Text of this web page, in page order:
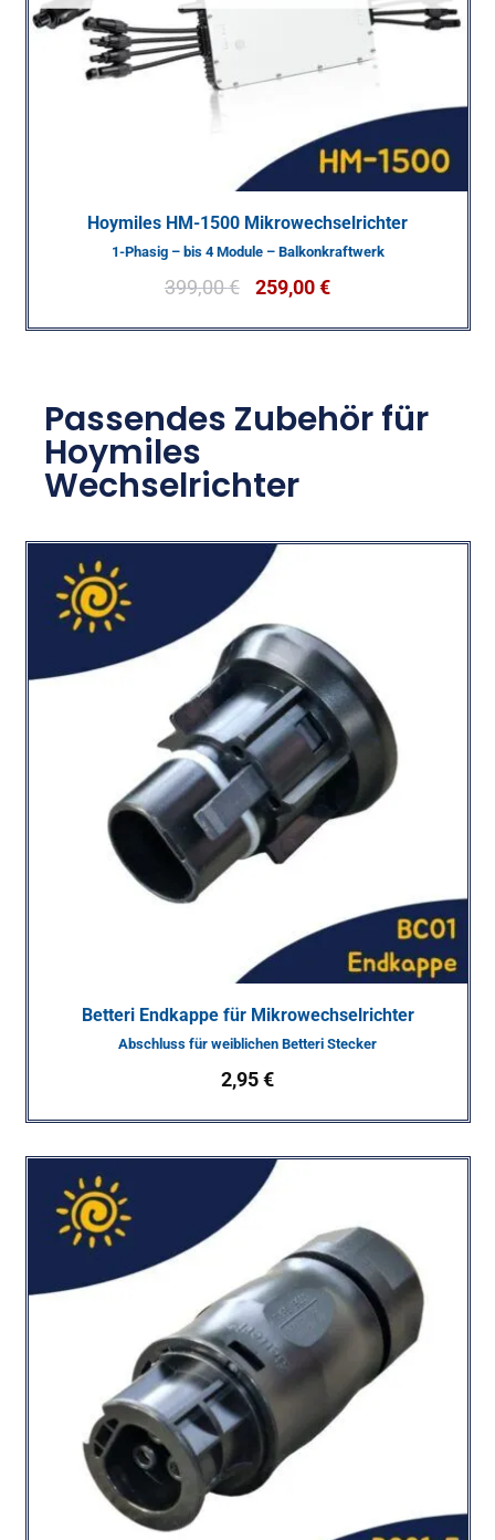
Hoymiles HM-1500 Mikrowechselrichter
1-Phasig – bis 4 Module – Balkonkraftwerk
399,00€ 259,00€
Passendes Zubehör für
Hoymiles
Wechselrichter
Betteri Endkappe für Mikrowechselrichter
Abschluss für weiblichen Betteri Stecker
2,95€